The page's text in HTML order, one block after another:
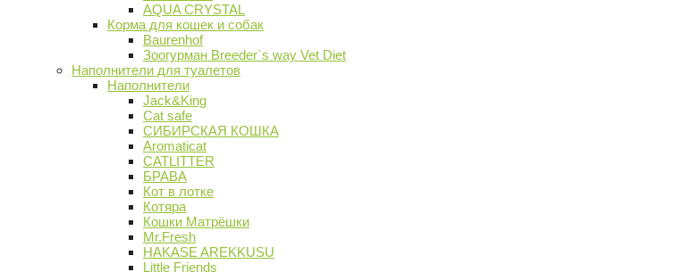
AQUA CRYSTAL
Корма для кошек и собак
Baurenhof
Зоогурман Breeder`s way Vet Diet
Наполнители для туалетов
Наполнители
Jack&King
Cat safe
СИБИРСКАЯ КОШКА
Aromaticat
CATLITTER
БРАВА
Кот в лотке
Котяра
Кошки Матрёшки
Mr.Fresh
HAKASE AREKKUSU
Little Friends